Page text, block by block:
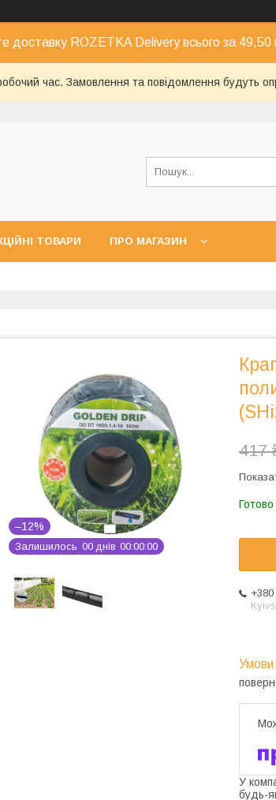
доставку ROZETKA Delivery всього за 49,50
час. Замовлення та повідомлення будуть
ТОВАРИ ПРО МАГАЗИН
–12%
Залишилось 00 днів 00 00 00
417
У
будь-